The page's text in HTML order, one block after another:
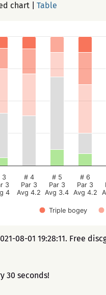
chart Table
Triple bogey
3
3
4
# 4
Par 3
Avg 4.2
# 5
Par 3
Avg 3.4
# 6
Par 3
Avg 4.2
08-01 19:28:11. Free
30 seconds!